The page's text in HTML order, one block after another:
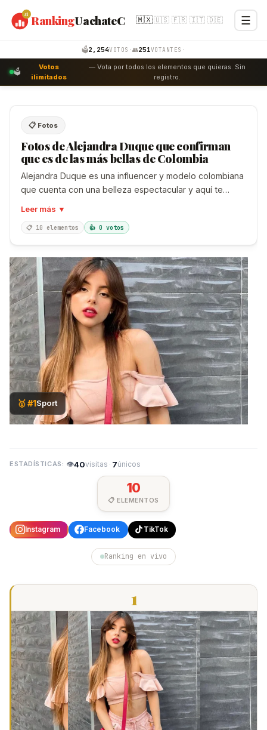
#1 RankingUachateC 🇲🇽🇺🇸 🇫🇷 🇮🇹 🇩🇪 ☰
Emprende
Negocio
Productos
Turismo
Votaciones
English
🗳️2,254VOTOS ·👥251VOTANTES ·
🗳️
Votos
ilimitados
— Vota por todos los elementos que quieras. Sin
registro.
📋 Fotos
Fotos de Alejandra Duque que confirman
que es de las más bellas de Colombia
Alejandra Duque es una influencer y modelo colombiana
que cuenta con una belleza espectacular y aquí te
Leer más ▼
📋 10 elementos 👍 0 votos
🥇 #1Sport
👁40visitas · 7únicos
10
📋 ELEMENTOS
Instagram Facebook TikTok
Ranking en vivo
1